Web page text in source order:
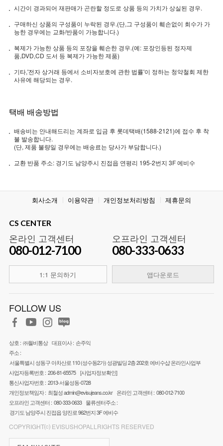
시간이 경과되어 재판매가 곤란할 정도로 상품 등의 가치가 상실된 경우.
구매하신 상품의 구성품이 누락된 경우.(단,그 구성품이 훼손없이 회수가 가
능한 경우에는 교화/반품이 가능합니다.)
복제가 가능한 상품 등의 포장을 훼손한 경우.(예: 포장인등된 정자제
품,DVD,CD 도서 등 복제가 가능한 제품)
기타,'전자 상거래 등에서 소비자보호에 관한 법률'이 정하는 청약철회 제한
사유에 해당되는 경우.
택배 배송방법
배송비는 안내해드리는 계좌로 입금 후 롯데택배(1588-2121)에 접수 후 착
불 발송합니다.
(단, 제품 불량일 경우에는 배송료는 당사가 부담합니다.)
교환 반품 주소: 경기도 남양주시 진접읍 연평리 195-2번지 3F 에비수
회사소개 이용약관 개인정보처리방침 제휴문의
CS CENTER
온라인 고객센터
080-012-7100
1:1 문의하기
오프라인 고객센터
080-333-0633
앱다운로드
FOLLOW US
상호 : ㈜월비통상 대표이사 : 손주익
주소 :
서울특별시 성동구 아차산로 110 (성수동2가) 성광빌딩 2층 202호 에비수샵 온라인사업부
사업자등록번호 : 206-81-65575 [사업자정보확인]
통신사업자번호 : 2013-서울성동-0728
개인정보책임자 : 최철성admin@evisujeans.co.kr 온라인 고객센터 : 080-012-7100
오프라인 고객센터 : 080-333-0633 물류센터주소 :
경기도 남양주시 진접읍 양진로 962번지 3F 에비수
COPYRIGHT⒞ EVISUSHOPALLRIGHTS RESERVED